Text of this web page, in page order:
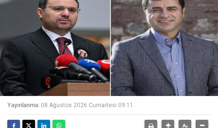
Yayınlanma: 08 Ağustos 2026 Cumartesi 09:11